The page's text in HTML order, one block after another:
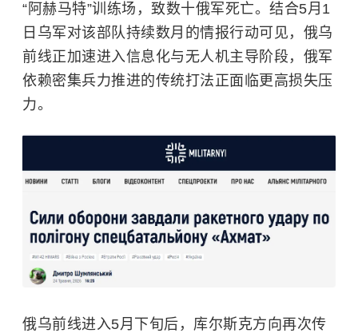
“阿赫马特”训练场，致数十俄军死亡。结合5月1
日乌军对该部队持续数月的情报行动可见，俄乌
前线正加速进入信息化与无人机主导阶段，俄军
依赖密集兵力推进的传统打法正面临更高损失压
力。
俄乌前线进入5月下旬后，库尔斯克方向再次传